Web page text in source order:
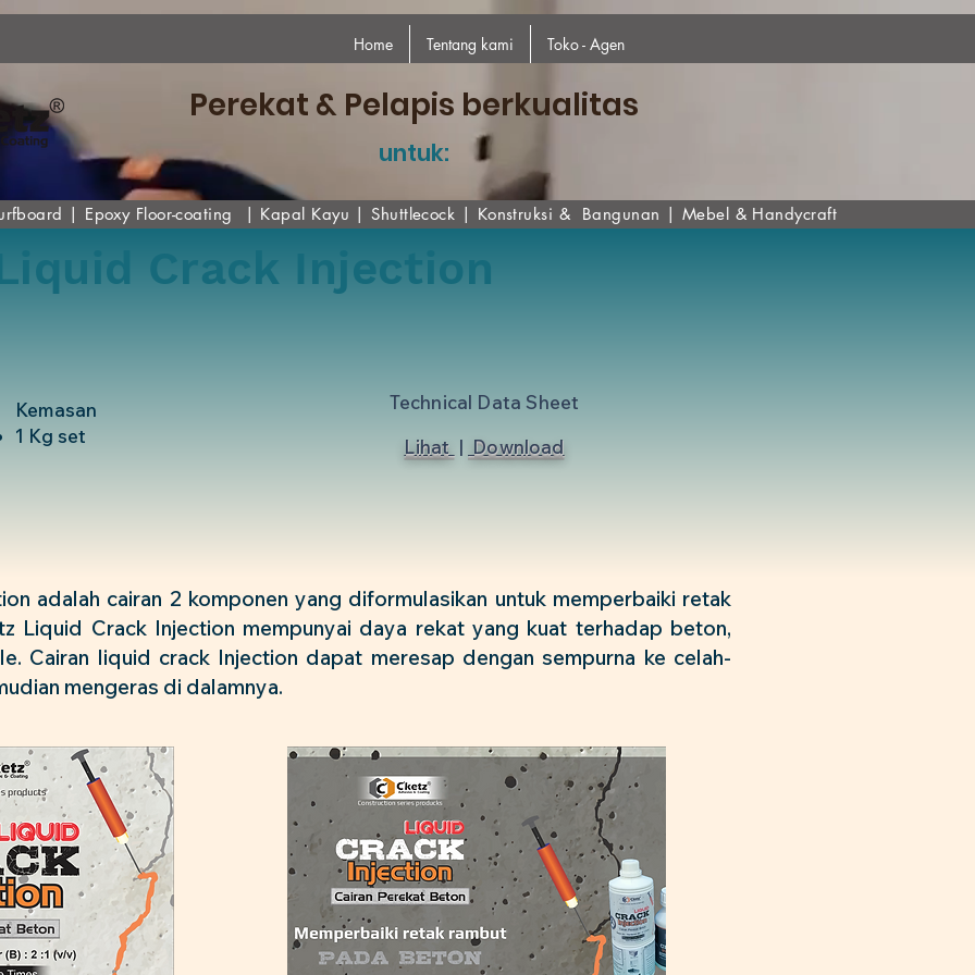
Home Tentang kami Toko - Agen
Perekat & Pelapis berkualitas
untuk:
| Epoxy Floor-coating | Kapal Kayu |Shuttlecock | Konstruksi & Bangunan | Mebel & Handycraft
Crack Injection
Kemasan
1 Kg set
Technical Data Sheet
Lihat | Download
adalah cairan 2 komponen yang diformulasikan untuk memperbaiki retak
Liquid Crack Injection mempunyai daya rekat yang kuat terhadap beton,
Cairan liquid crack Injection dapat meresap dengan sempurna ke celah-
mengeras di dalamnya.